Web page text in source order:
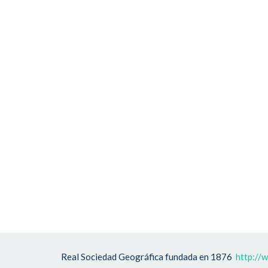
Real Sociedad Geográfica fundada en 1876 http://